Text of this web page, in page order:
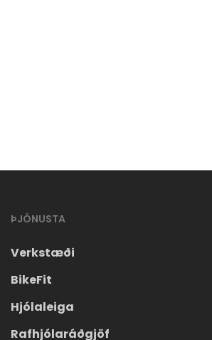
ÞJÓNUSTA
Verkstæði
BikeFit
Hjólaleiga
Rafhjólaráðgjöf